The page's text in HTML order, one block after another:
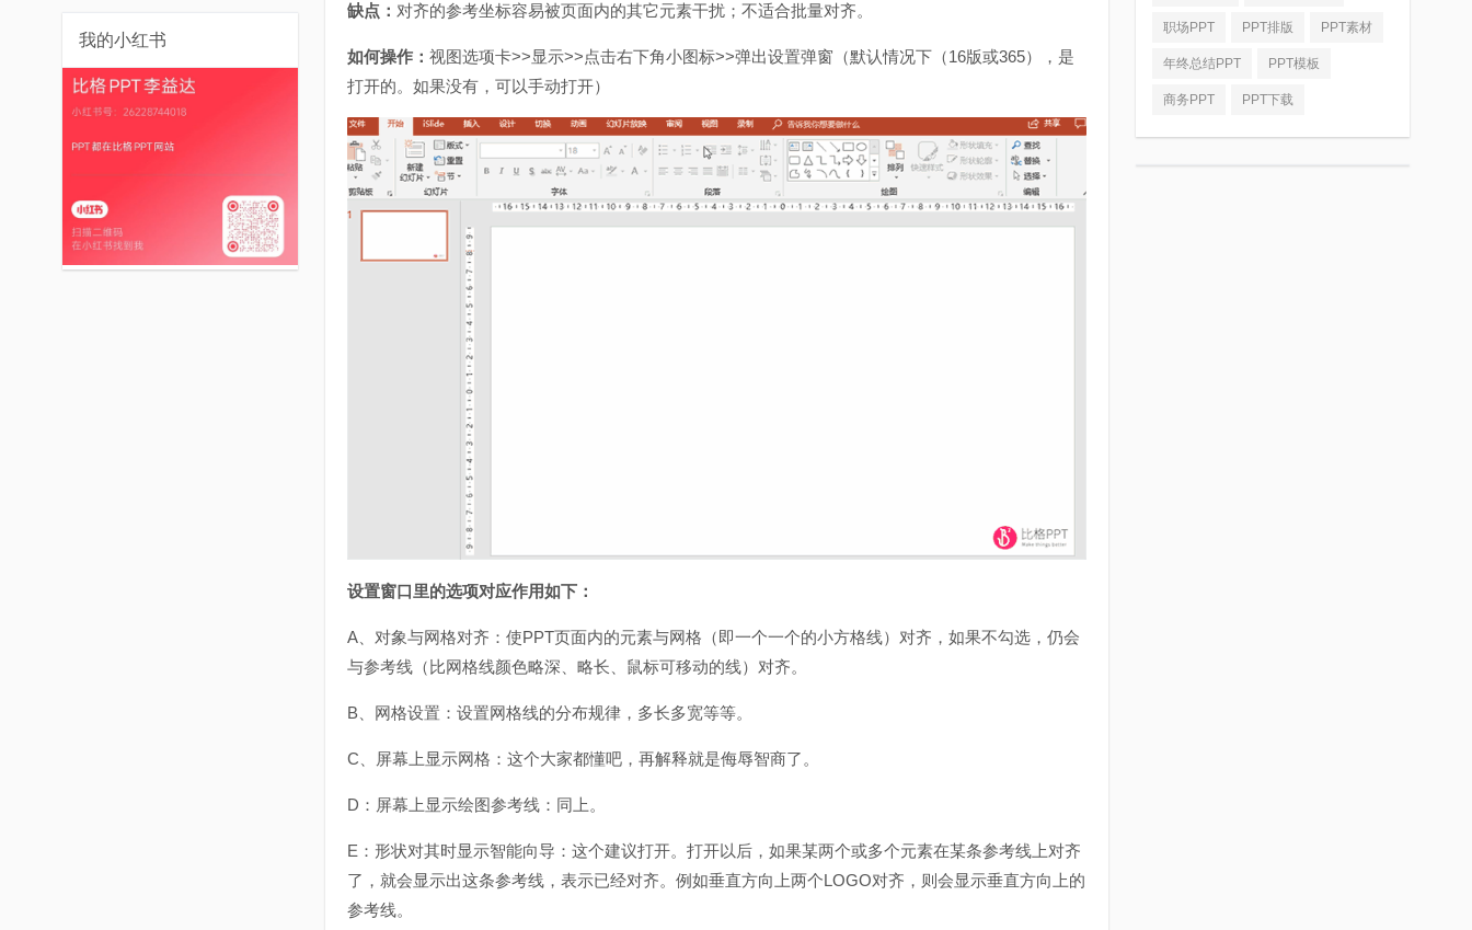
我的小红书
缺点： 对齐的参考坐标容易被页面内的其它元素干扰；不适合批量对齐。
如何操作： 视图选项卡>>显示>>点击右下角小图标>>弹出设置弹窗（默认情况下（16版或365），是
打开的。如果没有，可以手动打开）
设置窗口里的选项对应作用如下：
A、对象与网格对齐：使PPT页面内的元素与网格（即一个一个的小方格线）对齐，如果不勾选，仍会
与参考线（比网格线颜色略深、略长、鼠标可移动的线）对齐。
B、网格设置：设置网格线的分布规律，多长多宽等等。
C、屏幕上显示网格：这个大家都懂吧，再解释就是侮辱智商了。
D：屏幕上显示绘图参考线：同上。
E：形状对其时显示智能向导：这个建议打开。打开以后，如果某两个或多个元素在某条参考线上对齐
了，就会显示出这条参考线，表示已经对齐。例如垂直方向上两个LOGO对齐，则会显示垂直方向上的
参考线。
职场PPT PPT排版 PPT素材
年终总结PPT PPT模板
商务PPT PPT下载